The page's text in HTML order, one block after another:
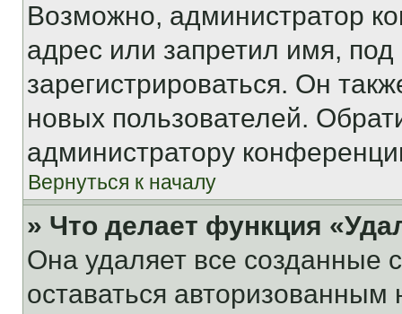
Возможно, администратор
адрес или запретил имя,
зарегистрироваться. Он
новых пользователей.
администратору
Вернуться к началу
» Что делает функция
Она удаляет все созданные
оставаться